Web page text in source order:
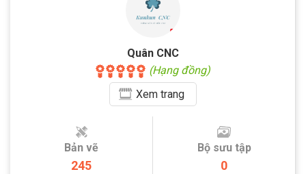
Quân CNC
(Hạng đồng)
Xemtrang
Bản vẽ
245
Bộ sưu tập
0